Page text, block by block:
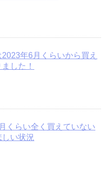
年6月くらいから買え
した！
くらい全く買えていない
い状況